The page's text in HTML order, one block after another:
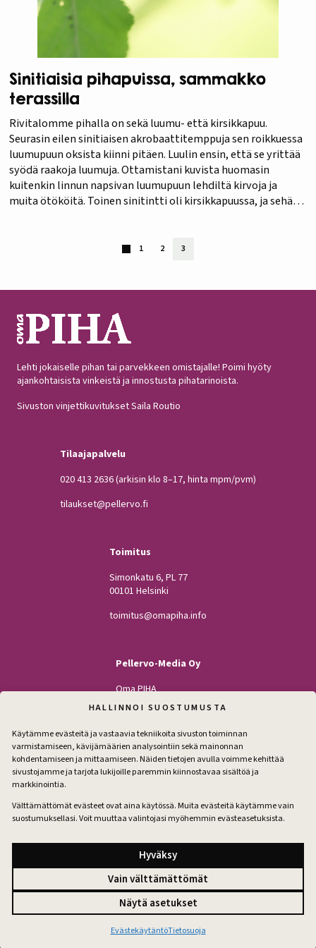
HALLINNOI SUOSTUMUSTA
Käytämme evästeitä ja vastaavia tekniikoita sivuston toiminnan
varmistamiseen, kävijämäärien analysointiin sekä mainonnan
kohdentamiseen ja mittaamiseen. Näiden tietojen avulla voimme kehittää
sivustojamme ja tarjota lukijoille paremmin kiinnostavaa sisältöä ja
markkinointia.
Välttämättömät evästeet ovat aina käytössä. Muita evästeitä käytämme vain
suostumuksellasi. Voit muuttaa valintojasi myöhemmin evästeasetuksista.
Hyväksy
Vain välttämättömät
Näytä asetukset
EvästekäytäntöTietosuoja
Sinitiaisia pihapuissa, sammakko
terassilla
Rivitalomme pihalla on sekä luumu- että kirsikkapuu.
Seurasin eilen sinitiaisen akrobaattitemppuja sen roikkuessa
luumupuun oksista kiinni pitäen. Luulin ensin, että se yrittää
syödä raakoja luumuja. Ottamistani kuvista huomasin
kuitenkin linnun napsivan luumupuun lehdiltä kirvoja ja
muita ötököitä. Toinen sinitintti oli kirsikkapuussa, ja sehän
1 2 3
Lehti jokaiselle pihan tai parvekkeen omistajalle! Poimi hyöty
ajankohtaisista vinkeistä ja innostusta pihatarinoista.
Sivuston vinjettikuvitukset Saila Routio
Tilaajapalvelu
020 413 2636(arkisin klo 8–17, hinta mpm/pvm)
tilaukset@pellervo.fi
Toimitus
Simonkatu 6, PL 77
00101 Helsinki
toimitus@omapiha.info
Pellervo-Media Oy
Oma PIHA
Kodin Pellervo
Maatilan Pellervo
Facebook
Instagram
EvästeetEvästeasetukset